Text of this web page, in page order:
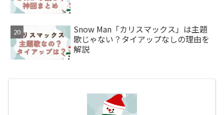
Snow Man「カリスマックス」は主題
歌じゃない？タイアップなしの理由を
解説